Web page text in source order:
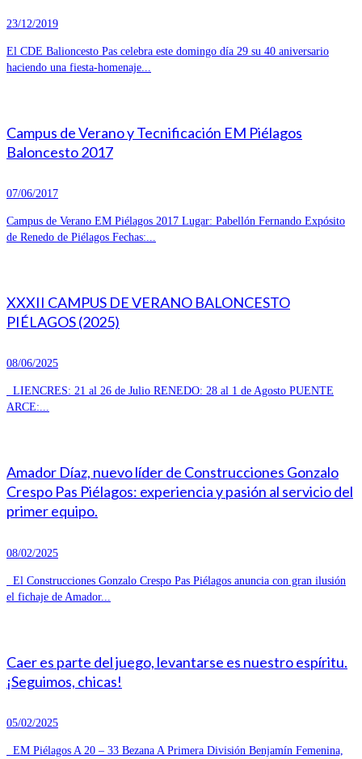
23/12/2019
El CDE Balioncesto Pas celebra este domingo día 29 su 40 aniversario
haciendo una fiesta-homenaje...
Campus de Verano y Tecnificación EM Piélagos
Baloncesto 2017
07/06/2017
Campus de Verano EM Piélagos 2017 Lugar: Pabellón Fernando Expósito
de Renedo de Piélagos Fechas:...
XXXII CAMPUS DE VERANO BALONCESTO
PIÉLAGOS (2025)
08/06/2025
LIENCRES: 21 al 26 de Julio RENEDO: 28 al 1 de Agosto PUENTE
ARCE:...
Amador Díaz, nuevo líder de Construcciones Gonzalo
Crespo Pas Piélagos: experiencia y pasión al servicio del
primer equipo.
08/02/2025
El Construcciones Gonzalo Crespo Pas Piélagos anuncia con gran ilusión
el fichaje de Amador...
Caer es parte del juego, levantarse es nuestro espíritu.
¡Seguimos, chicas!
05/02/2025
EM Piélagos A 20 – 33 Bezana A Primera División Benjamín Femenina,